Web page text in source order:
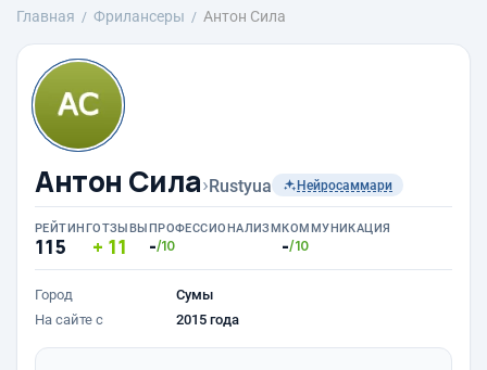
Главная Фрилансеры Антон Сила
Антон Сила›Rustyua Нейросаммари
РЕЙТИНГ
115
ОТЗЫВЫ
11
ПРОФЕССИОНАЛИЗМ
-/10
КОММУНИКАЦИЯ
-/10
Город
Сумы
На сайте с
2015 года